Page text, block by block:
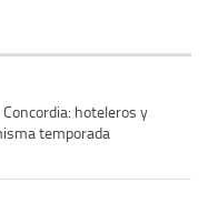
hoteleros y
temporada